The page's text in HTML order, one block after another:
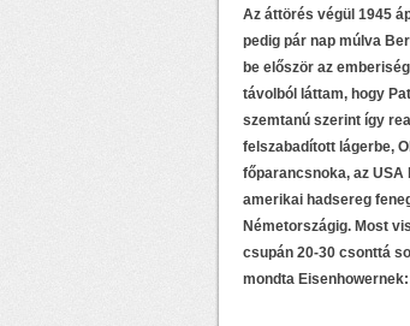
Az áttörés végül 1945
pedig pár nap múlva
be először az
távolból láttam, hogy
szemtanú szerint így
felszabadított lágerbe,
főparancsnoka, az
amerikai hadsereg
Németországig. Most
csupán 20-30 csonttá
mondta